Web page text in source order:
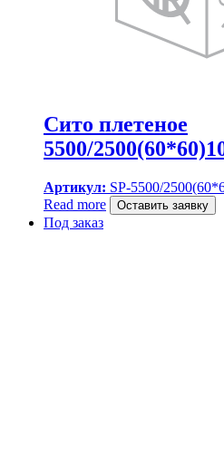
Сито плетеное
5500/
Артикул: SP-5500/
Read more
Оставить заявку
Под заказ